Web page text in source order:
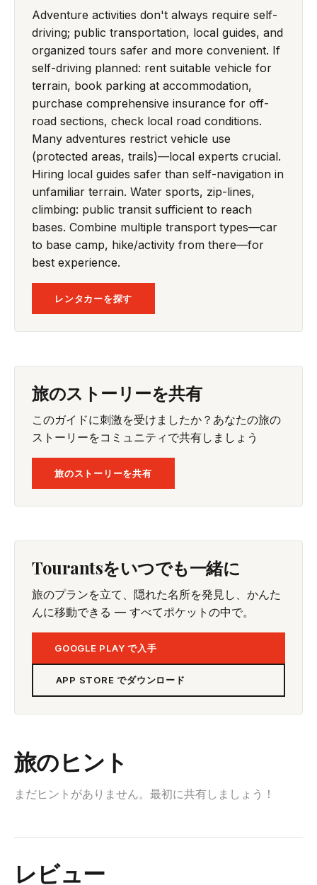
Adventure activities don't always require self-
driving; public transportation, local guides, and
organized tours safer and more convenient. If
self-driving planned: rent suitable vehicle for
terrain, book parking at accommodation,
purchase comprehensive insurance for off-
road sections, check local road conditions.
Many adventures restrict vehicle use
(protected areas, trails)—local experts crucial.
Hiring local guides safer than self-navigation in
unfamiliar terrain. Water sports, zip-lines,
climbing: public transit sufficient to reach
bases. Combine multiple transport types—car
to base camp, hike/activity from there—for
best experience.
レンタカーを探す
旅のストーリーを共有
このガイドに刺激を受けましたか？あなたの旅の
ストーリーをコミュニティで共有しましょう
旅のストーリーを共有
Tourantsをいつでも一緒に
旅のプランを立て、隠れた名所を発見し、かんた
んに移動できる — すべてポケットの中で。
GOOGLE PLAY で入手
APP STORE でダウンロード
旅のヒント
まだヒントがありません。最初に共有しましょう！
レビュー